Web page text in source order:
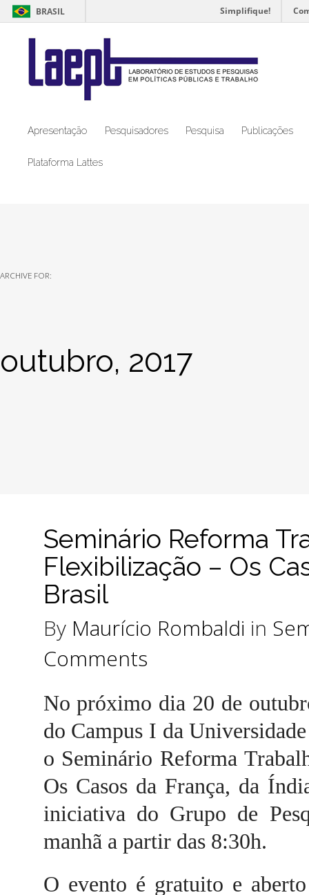
BRASIL Simplifique!
Apresentação Pesquisadores Pesquisa Publicações
Plataforma Lattes
ARCHIVE FOR:
outubro, 2017
Seminário Reforma
Flexibilização – Os
Brasil
By Maurício Rombaldi in
Comments
No próximo dia 20 de
do Campus I da Universidade
o Seminário Reforma
Os Casos da França, da Í
iniciativa do Grupo de
manhã a partir das 8:30h.
O evento é gratuito e